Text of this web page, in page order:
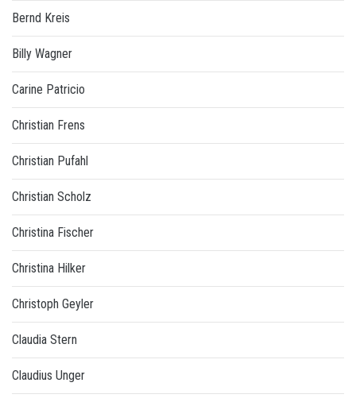
Bernd Kreis
Billy Wagner
Carine Patricio
Christian Frens
Christian Pufahl
Christian Scholz
Christina Fischer
Christina Hilker
Christoph Geyler
Claudia Stern
Claudius Unger